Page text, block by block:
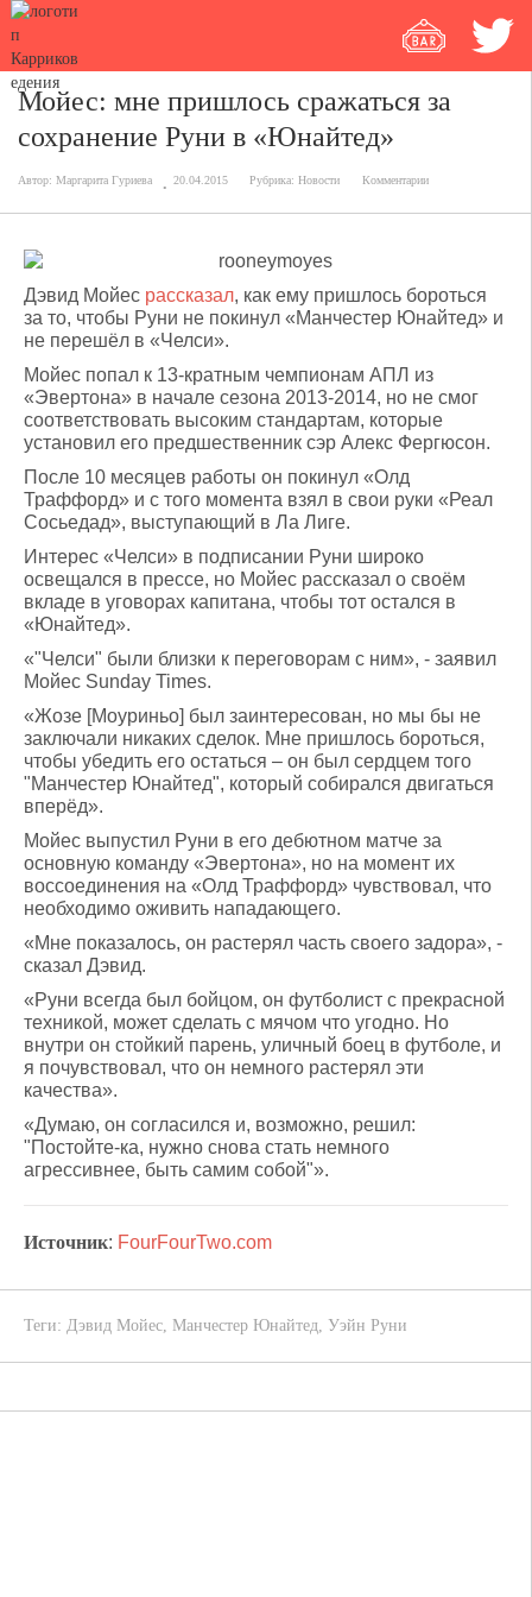
Мойес: мне пришлось сражаться за
сохранение Руни в «Юнайтед»
Автор: Маргарита Гуриева 20.04.2015 Рубрика: Новости Комментарии
Дэвид Мойес рассказал, как ему пришлось бороться
за то, чтобы Руни не покинул «Манчестер Юнайтед» и
не перешёл в «Челси».
Мойес попал к 13-кратным чемпионам АПЛ из
«Эвертона» в начале сезона 2013-2014, но не смог
соответствовать высоким стандартам, которые
установил его предшественник сэр Алекс Фергюсон.
После 10 месяцев работы он покинул «Олд
Траффорд» и с того момента взял в свои руки «Реал
Сосьедад», выступающий в Ла Лиге.
Интерес «Челси» в подписании Руни широко
освещался в прессе, но Мойес рассказал о своём
вкладе в уговорах капитана, чтобы тот остался в
«Юнайтед».
«"Челси" были близки к переговорам с ним», - заявил
Мойес Sunday Times.
«Жозе [Моуриньо] был заинтересован, но мы бы не
заключали никаких сделок. Мне пришлось бороться,
чтобы убедить его остаться – он был сердцем того
"Манчестер Юнайтед", который собирался двигаться
вперёд».
Мойес выпустил Руни в его дебютном матче за
основную команду «Эвертона», но на момент их
воссоединения на «Олд Траффорд» чувствовал, что
необходимо оживить нападающего.
«Мне показалось, он растерял часть своего задора», -
сказал Дэвид.
«Руни всегда был бойцом, он футболист с прекрасной
техникой, может сделать с мячом что угодно. Но
внутри он стойкий парень, уличный боец в футболе, и
я почувствовал, что он немного растерял эти
качества».
«Думаю, он согласился и, возможно, решил:
"Постойте-ка, нужно снова стать немного
агрессивнее, быть самим собой"».
Источник: FourFourTwo.com
Теги: Дэвид Мойес, Манчестер Юнайтед, Уэйн Руни